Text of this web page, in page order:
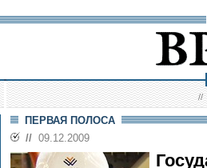
//
ПЕРВАЯ ПОЛОСА
// 09.12.2009